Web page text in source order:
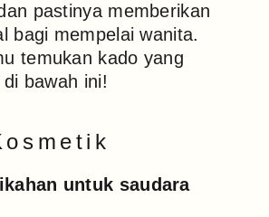
pastinya memberikan
bagi mempelai wanita.
temukan kado yang
bawah ini!